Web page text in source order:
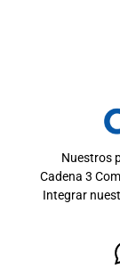
Nuestros
Cadena 3
Integrar